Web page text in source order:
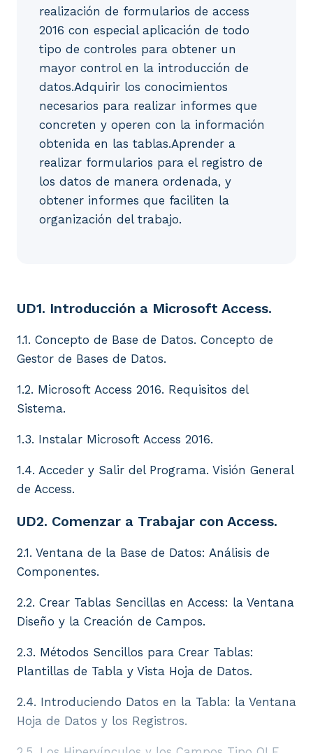
realización de formularios de access
2016 con especial aplicación de todo
tipo de controles para obtener un
mayor control en la introducción de
datos.Adquirir los conocimientos
necesarios para realizar informes que
concreten y operen con la información
obtenida en las tablas.Aprender a
realizar formularios para el registro de
los datos de manera ordenada, y
obtener informes que faciliten la
organización del trabajo.
UD1. Introducción a Microsoft Access. 1.1.
UD1. Introducción a Microsoft Access.
1.1. Concepto de Base de Datos. Concepto de
Gestor de Bases de Datos.
1.2. Microsoft Access 2016. Requisitos del
Sistema.
1.3. Instalar Microsoft Access 2016.
1.4. Acceder y Salir del Programa. Visión General
de Access.
UD2. Comenzar a Trabajar con Access.
2.1. Ventana de la Base de Datos: Análisis de
Componentes.
2.2. Crear Tablas Sencillas en Access: la Ventana
Diseño y la Creación de Campos.
2.3. Métodos Sencillos para Crear Tablas:
Plantillas de Tabla y Vista Hoja de Datos.
2.4. Introduciendo Datos en la Tabla: la Ventana
Hoja de Datos y los Registros.